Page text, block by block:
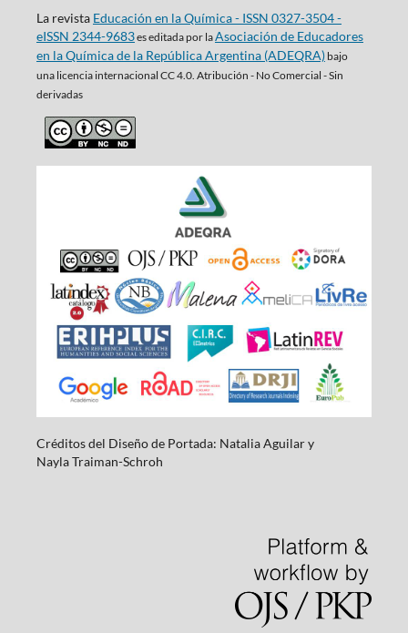
La revista Educación en la Química - ISSN 0327-3504 -
eISSN 2344-9683es editada por laAsociación de Educadores
en la Química de la República Argentina (ADEQRA)bajo
una licencia internacional CC 4.0. Atribución - No Comercial - Sin
derivadas
Créditos del Diseño de Portada: Natalia Aguilar y
NaylaTraiman-Schroh